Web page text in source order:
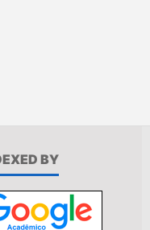
BY